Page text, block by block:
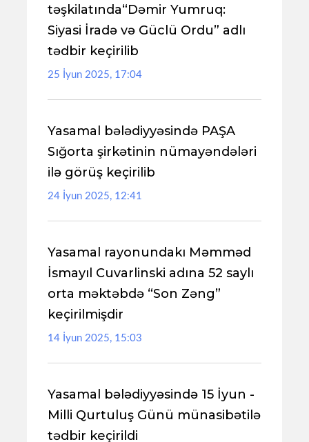
təşkilatında“Dəmir Yumruq:
Siyasi İradə və Güclü Ordu” adlı
tədbir keçirilib
25 İyun 2025, 17:04
Yasamal bələdiyyəsində PAŞA
Sığorta şirkətinin nümayəndələri
ilə görüş keçirilib
24 İyun 2025, 12:41
Yasamal rayonundakı Məmməd
İsmayıl Cuvarlinski adına 52 saylı
orta məktəbdə “Son Zəng”
keçirilmişdir
14 İyun 2025, 15:03
Yasamal bələdiyyəsində 15 İyun -
Milli Qurtuluş Günü münasibətilə
tədbir keçirildi